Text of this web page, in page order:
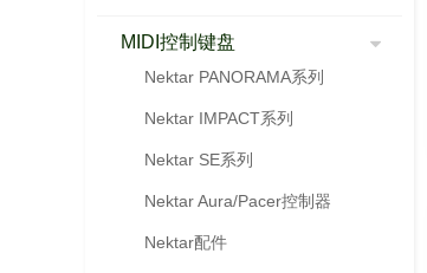
MIDI控制键盘
Nektar PANORAMA系列
Nektar IMPACT系列
Nektar SE系列
Nektar Aura/Pacer控制器
Nektar配件